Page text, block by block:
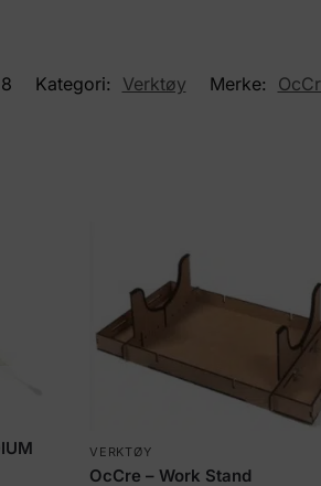
Kategori: Verktøy Merke:
VERKTØY
OcCre – Work Stand